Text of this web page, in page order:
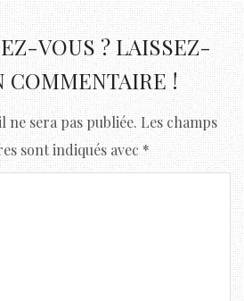
VOUS ? LAISSEZ-
COMMENTAIRE !
ne sera pas publiée. Les champs
sont indiqués avec*